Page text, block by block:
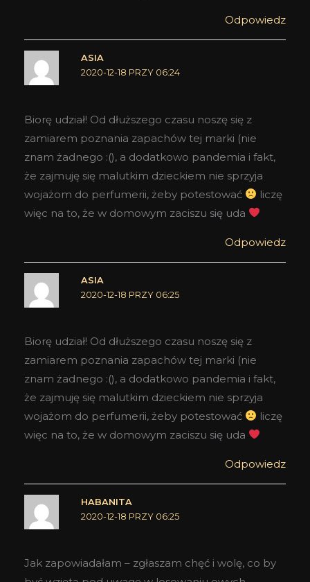
Odpowiedz
ASIA
2020-12-18 PRZY 06:24
Biorę udział! Od dłuższego czasu noszę się z
zamiarem poznania zapachów tej marki (nie
znam żadnego :(), a dodatkowo pandemia i fakt,
że zajmuję się malutkim dzieckiem nie sprzyja
wojażom do perfumerii, żeby potestować
liczę
więc na to, że w domowym zaciszu się uda
Odpowiedz
ASIA
2020-12-18 PRZY 06:25
Biorę udział! Od dłuższego czasu noszę się z
zamiarem poznania zapachów tej marki (nie
znam żadnego :(), a dodatkowo pandemia i fakt,
że zajmuję się malutkim dzieckiem nie sprzyja
wojażom do perfumerii, żeby potestować
liczę
więc na to, że w domowym zaciszu się uda
Odpowiedz
HABANITA
2020-12-18 PRZY 06:25
Jak zapowiadałam – zgłaszam chęć i wolę, co by